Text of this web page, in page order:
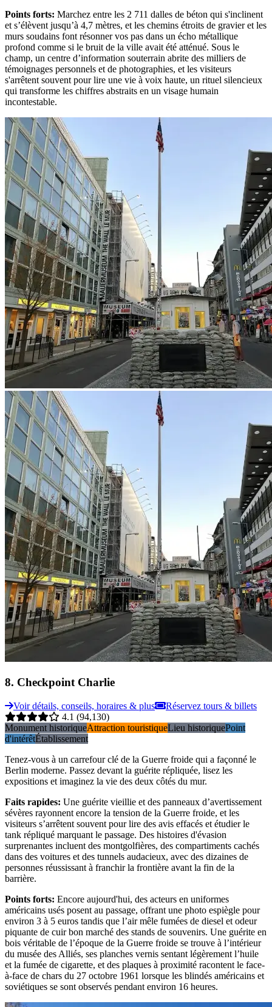
Points forts: Marchez entre les 2 711 dalles de béton qui s'inclinent
et s’élèvent jusqu’à 4,7 mètres, et les chemins étroits de gravier et les
murs soudains font résonner vos pas dans un écho métallique
profond comme si le bruit de la ville avait été atténué. Sous le
champ, un centre d’information souterrain abrite des milliers de
témoignages personnels et de photographies, et les visiteurs
s'arrêtent souvent pour lire une vie à voix haute, un rituel silencieux
qui transforme les chiffres abstraits en un visage humain
incontestable.
8. Checkpoint Charlie
Voir détails, conseils, horaires & plus
Réservez tours & billets
4.1 (94,130)
Monument historiqueAttraction touristiqueLieu historiquePoint
d'intérêtÉtablissement
Tenez-vous à un carrefour clé de la Guerre froide qui a façonné le
Berlin moderne. Passez devant la guérite répliquée, lisez les
expositions et imaginez la vie des deux côtés du mur.
Faits rapides: Une guérite vieillie et des panneaux d’avertissement
sévères rayonnent encore la tension de la Guerre froide, et les
visiteurs s’arrêtent souvent pour lire des avis effacés et étudier le
tank répliqué marquant le passage. Des histoires d'évasion
surprenantes incluent des montgolfières, des compartiments cachés
dans des voitures et des tunnels audacieux, avec des dizaines de
personnes réussissant à franchir la frontière avant la fin de la
barrière.
Points forts: Encore aujourd'hui, des acteurs en uniformes
américains usés posent au passage, offrant une photo espiègle pour
environ 3 à 5 euros tandis que l’air mêle fumées de diesel et odeur
piquante de cuir bon marché des stands de souvenirs. Une guérite en
bois véritable de l’époque de la Guerre froide se trouve à l’intérieur
du musée des Alliés, ses planches vernis sentant légèrement l’huile
et la fumée de cigarette, et des plaques à proximité racontent le face-
à-face de chars du 27 octobre 1961 lorsque les blindés américains et
soviétiques se sont observés pendant environ 16 heures.